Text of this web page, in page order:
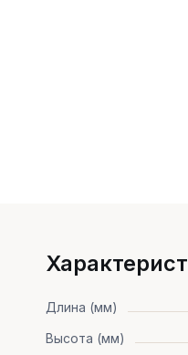
Длина (мм)
Высота (мм)